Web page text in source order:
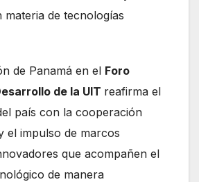
materia de tecnologías
de Panamá en el Foro
de la UIT reafirma el
país con la cooperación
el impulso de marcos
que acompañen el
de manera